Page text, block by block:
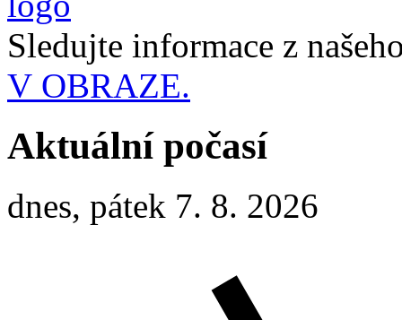
Sledujte informace z
V OBRAZE.
Aktuální počasí
dnes, pátek 7. 8. 2026